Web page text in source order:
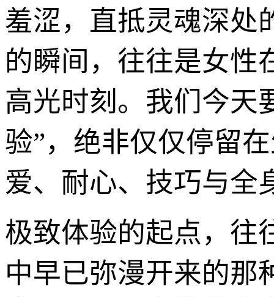
羞涩，直抵灵魂深处
的瞬间，往往是女性
高光时刻。我们今
验”，绝非仅仅停留
爱、耐心、技巧与全
极致体验的起点，往
中早已弥漫开来的那